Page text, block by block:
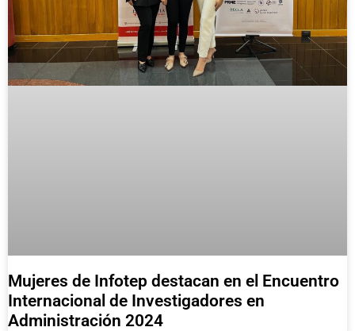
Mujeres de Infotep destacan en el Encuentro
Internacional de Investigadores en
Administración 2024